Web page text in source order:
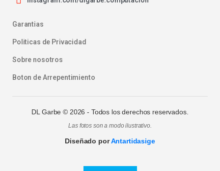
Garantias
Politicas de Privacidad
Sobre nosotros
Boton de Arrepentimiento
DL Garbe © 2026 - Todos los derechos reservados.
Las fotos son a modo ilustrativo.
Diseñado porAntartidasige